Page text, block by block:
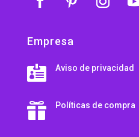
Empresa
 Aviso de privacidad
 Políticas de compra